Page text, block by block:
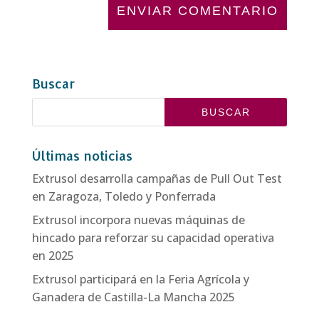
Buscar
Últimas noticias
Extrusol desarrolla campañas de Pull Out Test
en Zaragoza, Toledo y Ponferrada
Extrusol incorpora nuevas máquinas de
hincado para reforzar su capacidad operativa
en 2025
Extrusol participará en la Feria Agrícola y
Ganadera de Castilla-La Mancha 2025